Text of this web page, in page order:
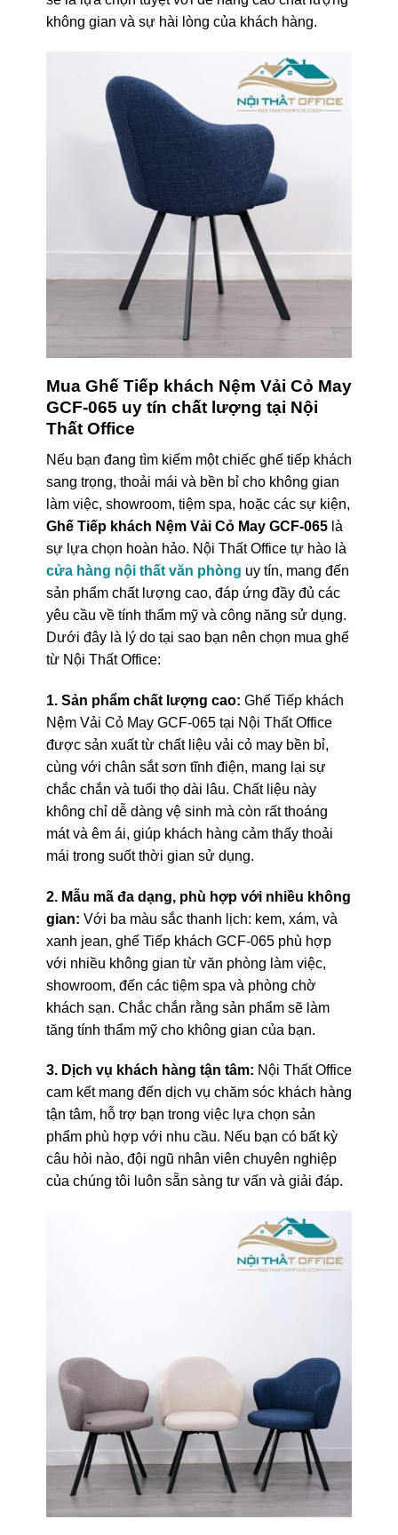
không gian và sự hài lòng của khách hàng.
Mua Ghế Tiếp khách Nệm Vải Cỏ May
GCF-065 uy tín chất lượng tại Nội
Thất Office
Nếu bạn đang tìm kiếm một chiếc ghế tiếp khách
sang trọng, thoải mái và bền bỉ cho không gian
làm việc, showroom, tiệm spa, hoặc các sự kiện,
Ghế Tiếp khách Nệm Vải Cỏ May GCF-065là
sự lựa chọn hoàn hảo. Nội Thất Office tự hào là
cửa hàng nội thất văn phòng uy tín, mang đến
sản phẩm chất lượng cao, đáp ứng đầy đủ các
yêu cầu về tính thẩm mỹ và công năng sử dụng.
Dưới đây là lý do tại sao bạn nên chọn mua ghế
từ Nội Thất Office:
1. Sản phẩm chất lượng cao: Ghế Tiếp khách
Nệm Vải Cỏ May GCF-065 tại Nội Thất Office
được sản xuất từ chất liệu vải cỏ may bền bỉ,
cùng với chân sắt sơn tĩnh điện, mang lại sự
chắc chắn và tuổi thọ dài lâu. Chất liệu này
không chỉ dễ dàng vệ sinh mà còn rất thoáng
mát và êm ái, giúp khách hàng cảm thấy thoải
mái trong suốt thời gian sử dụng.
2. Mẫu mã đa dạng, phù hợp với nhiều không
gian: Với ba màu sắc thanh lịch: kem, xám, và
xanh jean, ghế Tiếp khách GCF-065 phù hợp
với nhiều không gian từ văn phòng làm việc,
showroom, đến các tiệm spa và phòng chờ
khách sạn. Chắc chắn rằng sản phẩm sẽ làm
tăng tính thẩm mỹ cho không gian của bạn.
3. Dịch vụ khách hàng tận tâm: Nội Thất Office
cam kết mang đến dịch vụ chăm sóc khách hàng
tận tâm, hỗ trợ bạn trong việc lựa chọn sản
phẩm phù hợp với nhu cầu. Nếu bạn có bất kỳ
câu hỏi nào, đội ngũ nhân viên chuyên nghiệp
của chúng tôi luôn sẵn sàng tư vấn và giải đáp.